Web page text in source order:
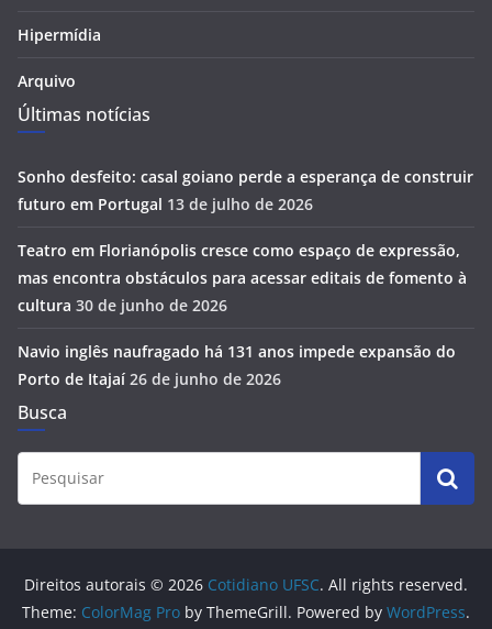
Hipermídia
Arquivo
Últimas notícias
Sonho desfeito: casal goiano perde a esperança de construir
futuro em Portugal 13 de julho de 2026
Teatro em Florianópolis cresce como espaço de expressão,
mas encontra obstáculos para acessar editais de fomento à
cultura 30 de junho de 2026
Navio inglês naufragado há 131 anos impede expansão do
Porto de Itajaí 26 de junho de 2026
Busca
Direitos autorais © 2026 Cotidiano UFSC. All rights reserved.
Theme: ColorMag Pro by ThemeGrill. Powered by WordPress.